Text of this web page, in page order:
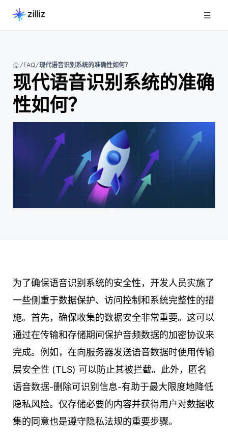
FAQ 现代语音识别系统的准确性如何？
现代语音识别系统的准确
性如何？
为了确保语音识别系统的安全性，开发人员实施了
一些侧重于数据保护、访问控制和系统完整性的措
施。首先，确保收集的数据安全非常重要。这可以
通过在传输和存储期间保护音频数据的加密协议来
完成。例如，在向服务器发送语音数据时使用传输
层安全性 (TLS) 可以防止其被拦截。此外，匿名
语音数据-删除可识别信息-有助于最大限度地降低
隐私风险。仅存储必要的内容并获得用户对数据收
集的同意也是遵守隐私法规的重要步骤。